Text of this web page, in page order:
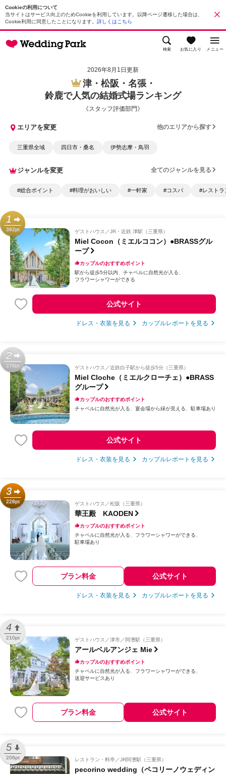
Cookieの利用について
当サイトはサービス向上のためCookieを利用しています。以降ページ遷移した場合は、
Cookie利用に同意したことになります。 詳しくはこちら
検索 お気に入り メニュー
2026年8月1日更新
津・松阪・名張・
鈴鹿で人気の結婚式場ランキング
《スタッフ評価部門》
エリアを変更 他のエリアから探す
三重県全域 四日市・桑名 伊勢志摩・鳥羽
ジャンルを変更 全てのジャンルを見る
#総合ポイント #料理がおいしい #一軒家 #コスパ #レストラ
1
392pt ゲストハウス JR・近鉄 津駅（三重県）
Miel Cocon（ミエルココン）●BRASSグル
ープ
カップルのおすすめポイント
駅から徒歩5分以内
チャペルに自然光が入る
フラワーシャワーができる
公式サイト
ドレス・衣装を見る カップルレポートを見る
2
278pt ゲストハウス 近鉄白子駅から徒歩5分（三重県）
Miel Cloche（ミエルクローチェ）●BRASS
グループ
カップルのおすすめポイント
チャペルに自然光が入る
宴会場から緑が見える 駐車場あり
公式サイト
ドレス・衣装を見る カップルレポートを見る
3
228pt ゲストハウス 松阪（三重県）
華王殿 KAODEN
カップルのおすすめポイント
チャペルに自然光が入る
フラワーシャワーができる
駐車場あり
プラン料金 公式サイト
ドレス・衣装を見る カップルレポートを見る
4
210pt ゲストハウス 津市／阿漕駅（三重県）
アールベルアンジェ Mie
カップルのおすすめポイント
チャペルに自然光が入る
フラワーシャワーができる
送迎サービスあり
プラン料金 公式サイト
5
206pt レストラン・料亭 JR阿漕駅（三重県）
pecorino wedding（ペコリーノウェディン